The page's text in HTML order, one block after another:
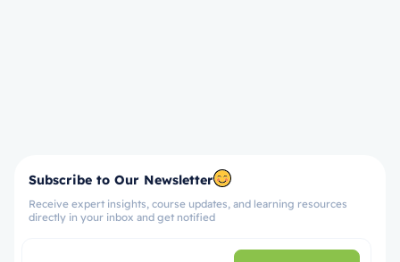
Subscribe to Our Newsletter
Receive expert insights, course updates, and learning resources
directly in your inbox and get notified